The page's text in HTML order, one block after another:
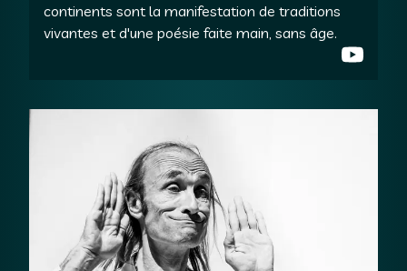
continents sont la manifestation de traditions
vivantes et d'une poésie faite main, sans âge.